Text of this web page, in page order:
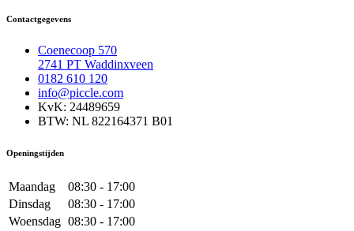
Contactgegevens
Coenecoop 570
2741 PT Waddinxveen
0182 610 120
info@piccle.com
KvK: 24489659
BTW: NL 822164371 B01
Openingstijden
Maandag
08:30 - 17:00
Dinsdag
08:30 - 17:00
Woensdag 08:30 - 17:00